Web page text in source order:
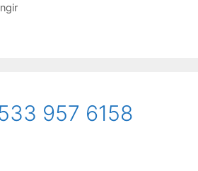
957 6158